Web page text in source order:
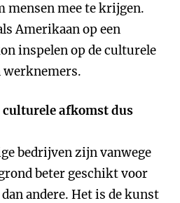
mensen mee te krijgen.
Amerikaan op een
inspelen op de culturele
afkomst dus
bedrijven zijn vanwege
beter geschikt voor
andere. Het is de kunst